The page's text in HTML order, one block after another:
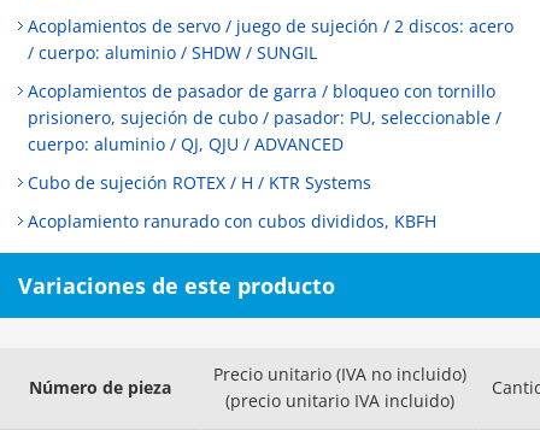
Acoplamientos de servo / juego de sujeción / 2 discos: acero
/ cuerpo: aluminio / SHDW / SUNGIL
Acoplamientos de pasador de garra / bloqueo con tornillo
prisionero, sujeción de cubo / pasador: PU, seleccionable /
cuerpo: aluminio / QJ, QJU / ADVANCED
Cubo de sujeción ROTEX / H / KTR Systems
Acoplamiento ranurado con cubos divididos, KBFH
Variaciones de este producto
Número de pieza
Precio unitario (IVA no incluido)
(precio unitario IVA incluido)